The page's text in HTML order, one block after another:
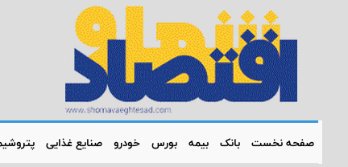
صفحه نخست بانک بیمه بورس خودرو صنایع غذایی